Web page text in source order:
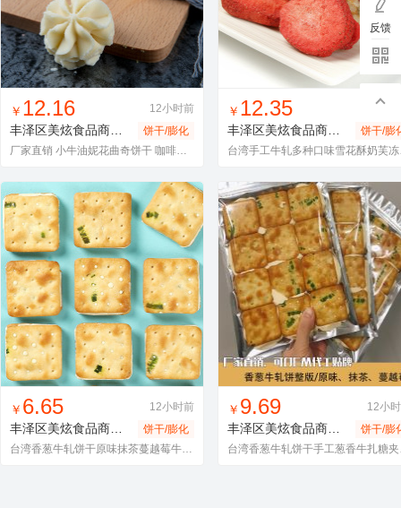
找同款 加入进货车 收藏
￥ 12.16 12小时前
小花曲奇
饼干/膨化
厂家直销 小牛油妮花曲奇饼干 咖啡树莓抹茶紫薯 零食珍藏礼盒
找同款 加入进货车 收藏
￥ 12.35
雪花酥
饼干/膨
台湾
找同款 收藏
￥ 6.65 12小时前
牛轧饼
饼干/膨化
台湾香葱牛轧饼干原味抹茶蔓越莓牛轧糖夹心饼饼干12块装袋装180g
找同款 收藏
￥ 9.69 12小
牛轧饼
饼干/膨
台湾
反馈